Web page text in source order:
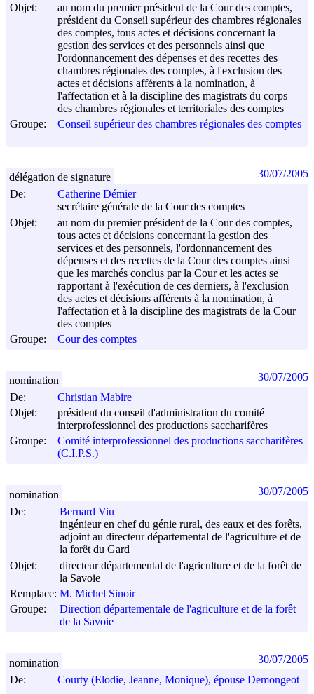
Objet:
au nom du premier président de la Cour des comptes,
président du Conseil supérieur des chambres régionales
des comptes, tous actes et décisions concernant la
gestion des services et des personnels ainsi que
l'ordonnancement des dépenses et des recettes des
chambres régionales des comptes, à l'exclusion des
actes et décisions afférents à la nomination, à
l'affectation et à la discipline des magistrats du corps
des chambres régionales et territoriales des comptes
Groupe:
Conseil supérieur des chambres régionales des comptes
De:
Catherine Démier
secrétaire générale de la Cour des comptes
Objet:
au nom du premier président de la Cour des comptes,
tous actes et décisions concernant la gestion des
services et des personnels, l'ordonnancement des
dépenses et des recettes de la Cour des comptes ainsi
que les marchés conclus par la Cour et les actes se
rapportant à l'exécution de ces derniers, à l'exclusion
des actes et décisions afférents à la nomination, à
l'affectation et à la discipline des magistrats de la Cour
des comptes
Groupe:
Cour des comptes
délégation de signature 30/07/2005
De:
Christian Mabire
Objet:
président du conseil d'administration du comité
interprofessionnel des productions saccharifères
Groupe:
Comité interprofessionnel des productions saccharifères
(C.I.P.S.)
nomination 30/07/2005
De:
Bernard Viu
ingénieur en chef du génie rural, des eaux et des forêts,
adjoint au directeur départemental de l'agriculture et de
la forêt du Gard
Objet:
directeur départemental de l'agriculture et de la forêt de
la Savoie
Remplace: M. Michel Sinoir
Groupe:
Direction départementale de l'agriculture et de la forêt
de la Savoie
nomination 30/07/2005
De: Courty (Elodie, Jeanne, Monique), épouse Demongeot
nomination 30/07/2005